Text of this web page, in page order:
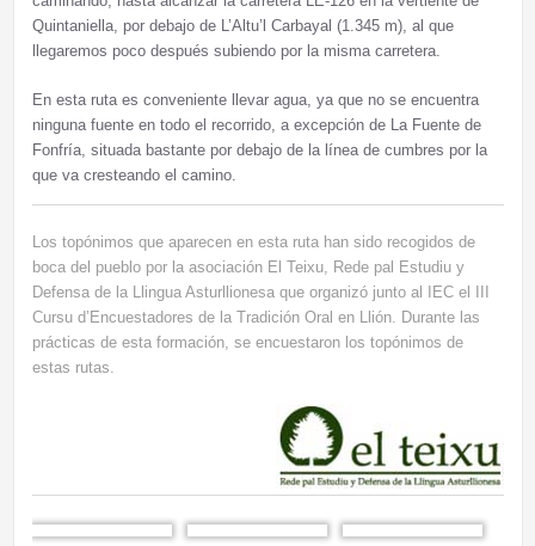
Quintaniella, por debajo de L’Altu’l Carbayal (1.345 m), al que
llegaremos poco después subiendo por la misma carretera.
En esta ruta es conveniente llevar agua, ya que no se encuentra
ninguna fuente en todo el recorrido, a excepción de La Fuente de
Fonfría, situada bastante por debajo de la línea de cumbres por la
que va cresteando el camino.
Los topónimos que aparecen en esta ruta han sido recogidos de
boca del pueblo por la asociación El Teixu, Rede pal Estudiu y
Defensa de la Llingua Asturllionesa que organizó junto al IEC el III
Cursu d’Encuestadores de la Tradición Oral en Llión. Durante las
prácticas de esta formación, se encuestaron los topónimos de
estas rutas.